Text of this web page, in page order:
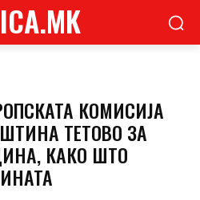
КОМИСИЈА
ТЕТОВО ЗА
КАКО ШТО